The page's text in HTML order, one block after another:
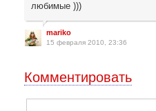
любимые )))
mariko
15 февраля 2010, 23:36
Комментировать